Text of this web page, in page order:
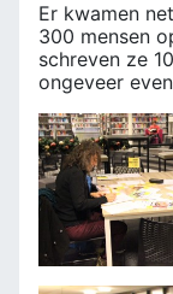
Er kwamen
300 mensen
schreven ze
ongeveer